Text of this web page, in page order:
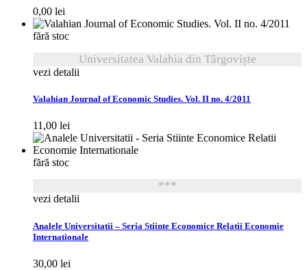
0,00 lei
fără stoc
Universitatea Valahia din Târgoviște
vezi detalii
Valahian Journal of Economic Studies. Vol. II no. 4/2011
11,00 lei
fără stoc
***
vezi detalii
Analele Universitatii – Seria Stiinte Economice Relatii Economie
Internationale
30,00 lei